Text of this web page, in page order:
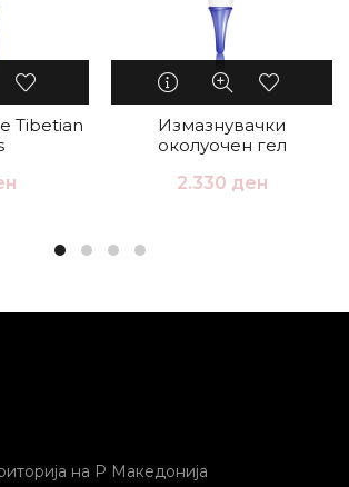
Tibetian
Измазнувачки
околуочен гел
2.330 ден
на Р Македонија